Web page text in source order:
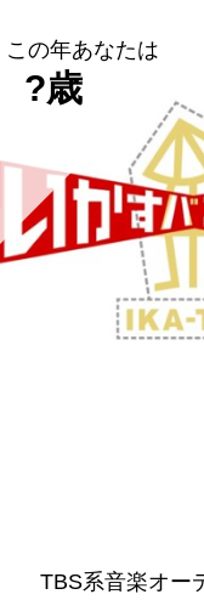
この年あなたは
?歳
TBS系音楽オー